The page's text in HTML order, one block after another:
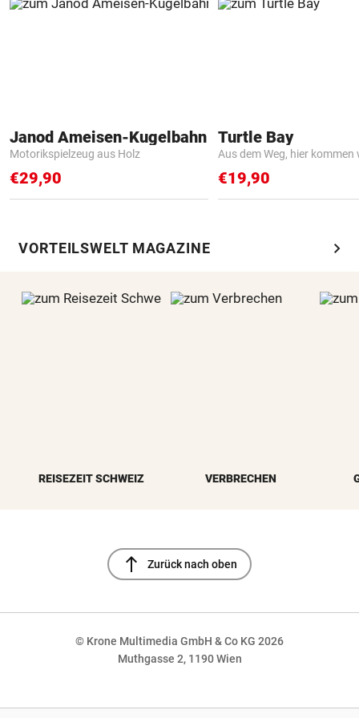
Janod Ameisen-Kugelbahn
Motorikspielzeug aus Holz
€29,90
Turtle Bay
Aus dem Weg, hier kommen
€19,90
VORTEILSWELT MAGAZINE chevron_right
REISEZEIT SCHWEIZ VERBRECHEN
north Zurück nach oben
© Krone Multimedia GmbH & Co KG 2026
Muthgasse 2, 1190 Wien
NaN%